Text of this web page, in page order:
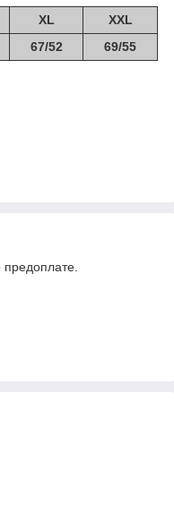
XL
XXL
67/52 69/55
предоплате.